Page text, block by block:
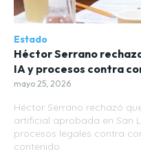
Estado
Héctor Serrano
IA y procesos contra
mayo 25, 2026
Héctor Serrano rechazó
artificial aprobada en San
procesos legales contra
contenido.